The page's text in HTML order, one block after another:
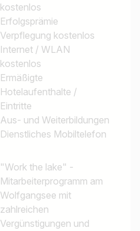
kostenlos
Erfolgsprämie
Verpflegung kostenlos
Internet / WLAN
kostenlos
Ermäßigte
Hotelaufenthalte /
Eintritte
Aus- und Weiterbildungen
Dienstliches Mobiltelefon
"Work the lake" -
Mitarbeiterprogramm am
Wolfgangsee mit
zahlreichen
Vergünstigungen und